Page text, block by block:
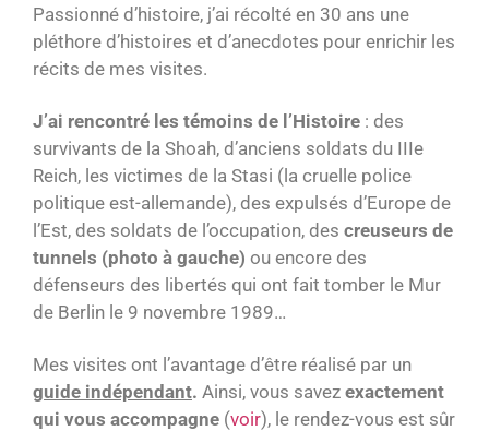
Passionné d’histoire, j’ai récolté en 30 ans une
pléthore d’histoires et d’anecdotes pour enrichir les
récits de mes visites.
J’ai rencontré les témoins de l’Histoire : des
survivants de la Shoah, d’anciens soldats du IIIe
Reich, les victimes de la Stasi (la cruelle police
politique est-allemande), des expulsés d’Europe de
l’Est, des soldats de l’occupation, des creuseurs de
tunnels (photo à gauche) ou encore des
défenseurs des libertés qui ont fait tomber le Mur
de Berlin le 9 novembre 1989…
Mes visites ont l’avantage d’être réalisé par un
guide indépendant. Ainsi, vous savez exactement
qui vous accompagne (voir), le rendez-vous est sûr